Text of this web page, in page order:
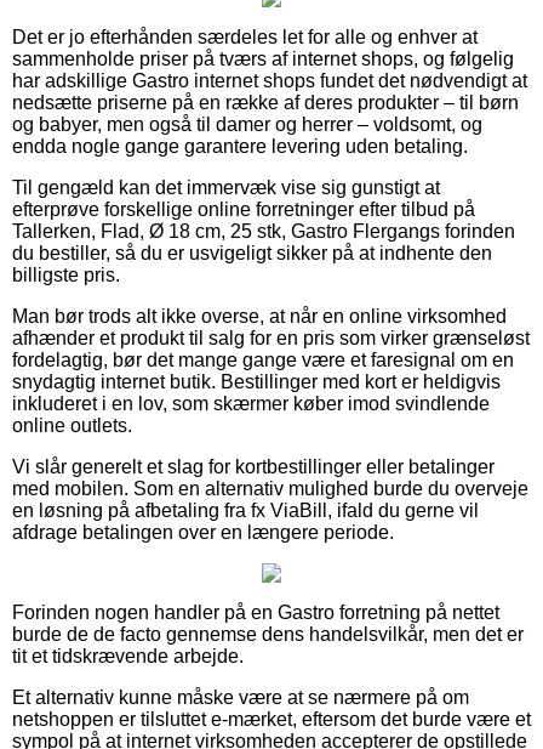
Det er jo efterhånden særdeles let for alle og enhver at
sammenholde priser på tværs af internet shops, og følgelig
har adskillige Gastro internet shops fundet det nødvendigt at
nedsætte priserne på en række af deres produkter – til børn
og babyer, men også til damer og herrer – voldsomt, og
endda nogle gange garantere levering uden betaling.
Til gengæld kan det immervæk vise sig gunstigt at
efterprøve forskellige online forretninger efter tilbud på
Tallerken, Flad, Ø 18 cm, 25 stk, Gastro Flergangs forinden
du bestiller, så du er usvigeligt sikker på at indhente den
billigste pris.
Man bør trods alt ikke overse, at når en online virksomhed
afhænder et produkt til salg for en pris som virker grænseløst
fordelagtig, bør det mange gange være et faresignal om en
snydagtig internet butik. Bestillinger med kort er heldigvis
inkluderet i en lov, som skærmer køber imod svindlende
online outlets.
Vi slår generelt et slag for kortbestillinger eller betalinger
med mobilen. Som en alternativ mulighed burde du overveje
en løsning på afbetaling fra fx ViaBill, ifald du gerne vil
afdrage betalingen over en længere periode.
Forinden nogen handler på en Gastro forretning på nettet
burde de de facto gennemse dens handelsvilkår, men det er
tit et tidskrævende arbejde.
Et alternativ kunne måske være at se nærmere på om
netshoppen er tilsluttet e-mærket, eftersom det burde være et
sympol på at internet virksomheden accepterer de opstillede